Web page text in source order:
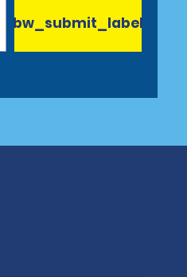
bw_submit_label